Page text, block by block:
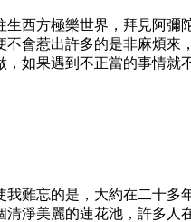
生西方極樂世界，拜見阿
會惹出許多的是非麻煩
如果遇到不正當的事情就
我難忘的是，大約在二十
淨美麗的蓮花池，許多